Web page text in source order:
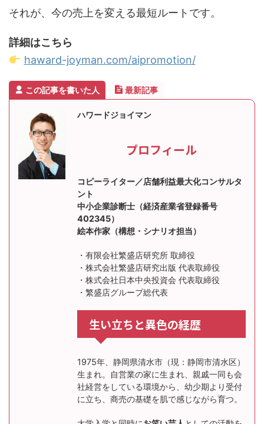
それが、今の売上を変える最短ルートです。
詳細はこちら
haward-joyman.com/aipromotion/
この記事を書いた人 最新記事
ハワードジョイマン
プロフィール
コピーライター／店舗利益最大化コンサルタ
ント
中小企業診断士（経済産業省登録番号
402345）
絵本作家（構想・シナリオ担当）
・有限会社繁盛店研究所 取締役
・株式会社繁盛店研究出版 代表取締役
・株式会社日本中央投資会 代表取締役
・繁盛店グループ総代表
生い立ちと異色の経歴
1975年、静岡県清水市（現：静岡市清水区）
生まれ。自営業の家に生まれ、親戚一同も会
社経営をしている環境から、幼少期より受付
に立ち、商売の基礎を肌で感じながら育つ。